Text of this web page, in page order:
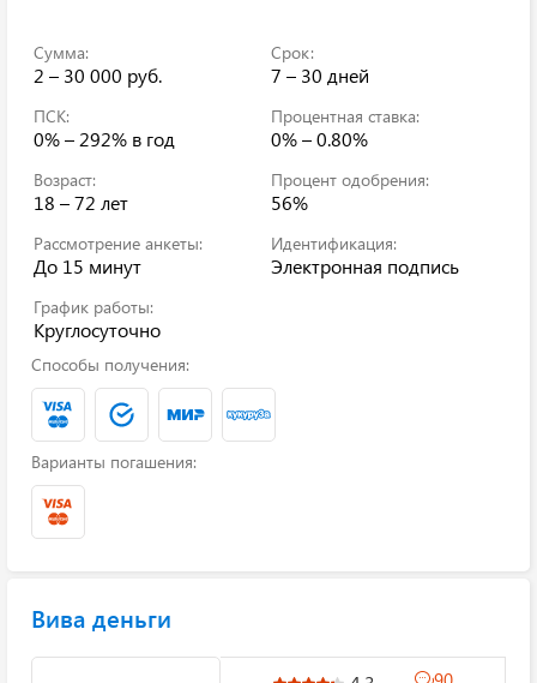
Сумма:
2 – 30 000 руб.
Срок:
7 – 30 дней
ПСК:
0% – 292% в год
Процентная ставка:
0% – 0.80%
Возраст:
18 – 72 лет
Процент одобрения:
56%
Рассмотрение анкеты:
До 15 минут
Идентификация:
Электронная подпись
График работы:
Круглосуточно
Способы получения:
Варианты погашения:
Вива деньги